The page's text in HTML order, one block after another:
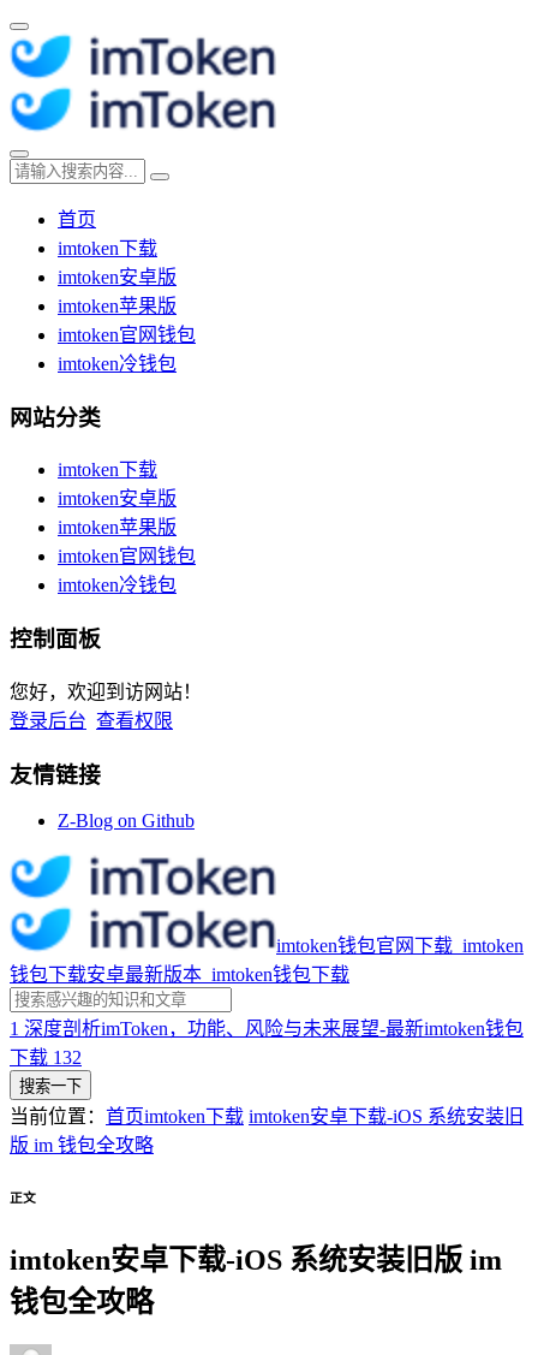
首页
imtoken下载
imtoken安卓版
imtoken苹果版
imtoken官网钱包
imtoken冷钱包
网站分类
imtoken下载
imtoken安卓版
imtoken苹果版
imtoken官网钱包
imtoken冷钱包
控制面板
您好，欢迎到访网站！
登录后台 查看权限
友情链接
Z-Blog on Github
imtoken钱包官网下载_imtoken
钱包下载安卓最新版本_imtoken钱包下载
1 深度剖析imToken，功能、风险与未来展望-最新imtoken钱包
下载 132
搜索一下
当前位置： 首页imtoken下载 imtoken安卓下载-iOS 系统安装旧
版 im 钱包全攻略
正文
imtoken安卓下载-iOS 系统安装旧版 im
钱包全攻略